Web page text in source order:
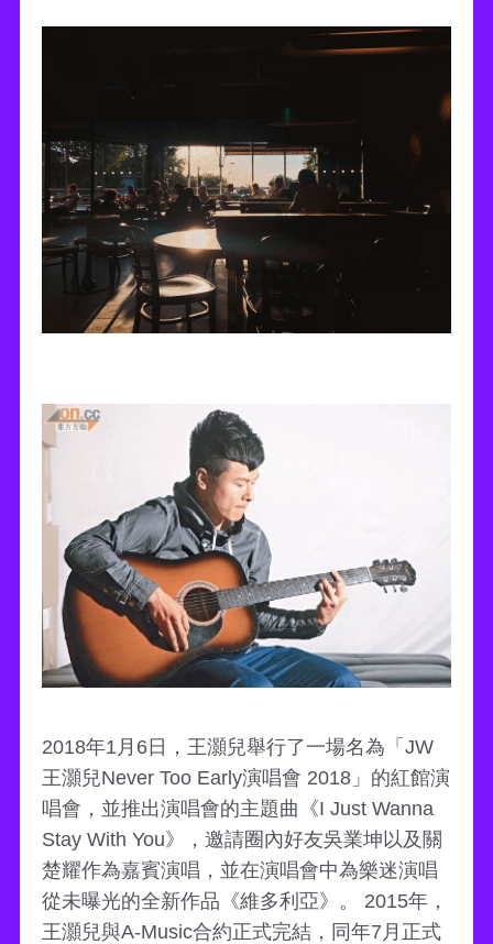
2018年1月6日，王灝兒舉行了一場名為「JW
王灝兒Never Too Early演唱會 2018」的紅館演
唱會，並推出演唱會的主題曲《I Just Wanna
Stay With You》，邀請圈內好友吳業坤以及關
楚耀作為嘉賓演唱，並在演唱會中為樂迷演唱
從未曝光的全新作品《維多利亞》。 2015年，
王灝兒與A-Music合約正式完結，同年7月正式